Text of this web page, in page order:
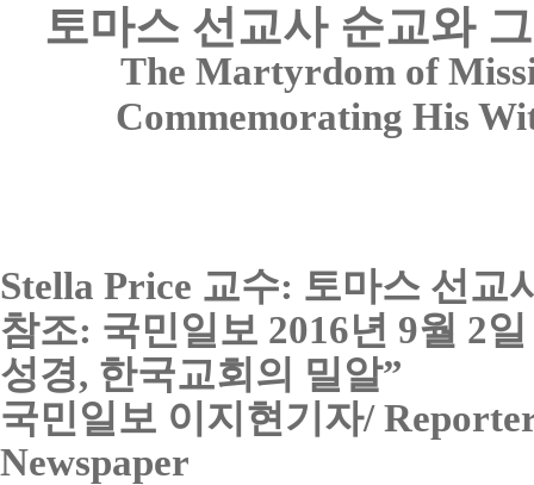
토마스 선교사 순교와
The Martyrdom of
Commemorating His
Stella Price 교수: 토마스 선교
참조: 국민일보 2016년 9월 2
성경, 한국교회의 밀알”
국민일보 이지현기자/
Newspaper